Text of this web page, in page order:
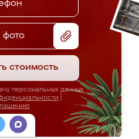
фото
стоимость
персональных данных